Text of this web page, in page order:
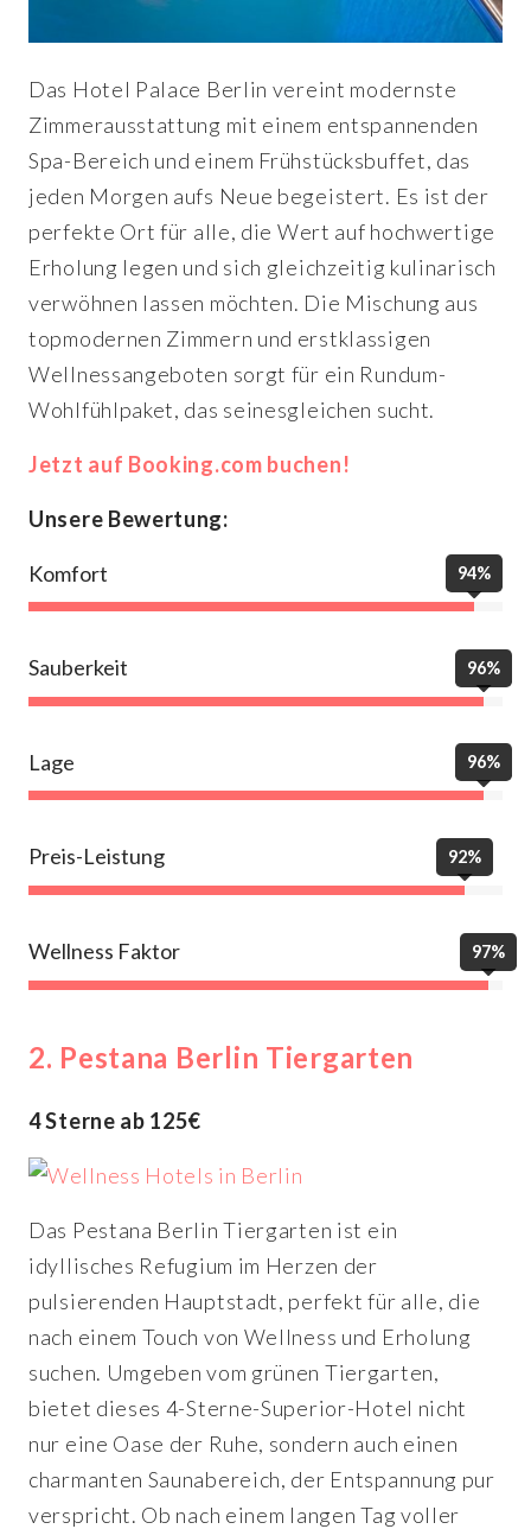
Das Hotel Palace Berlin vereint modernste
Zimmerausstattung mit einem entspannenden
Spa-Bereich und einem Frühstücksbuffet, das
jeden Morgen aufs Neue begeistert. Es ist der
perfekte Ort für alle, die Wert auf hochwertige
Erholung legen und sich gleichzeitig kulinarisch
verwöhnen lassen möchten. Die Mischung aus
topmodernen Zimmern und erstklassigen
Wellnessangeboten sorgt für ein Rundum-
Wohlfühlpaket, das seinesgleichen sucht.
Jetzt auf Booking.com buchen!
Unsere Bewertung:
Komfort 94%
Sauberkeit 96%
Lage 96%
Preis-Leistung 92%
Wellness Faktor 97%
2. Pestana Berlin Tiergarten
4 Sterne ab 125€
Das Pestana Berlin Tiergarten ist ein
idyllisches Refugium im Herzen der
pulsierenden Hauptstadt, perfekt für alle, die
nach einem Touch von Wellness und Erholung
suchen. Umgeben vom grünen Tiergarten,
bietet dieses 4-Sterne-Superior-Hotel nicht
nur eine Oase der Ruhe, sondern auch einen
charmanten Saunabereich, der Entspannung pur
verspricht. Ob nach einem langen Tag voller